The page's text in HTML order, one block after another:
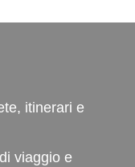
itinerari e
viaggio e